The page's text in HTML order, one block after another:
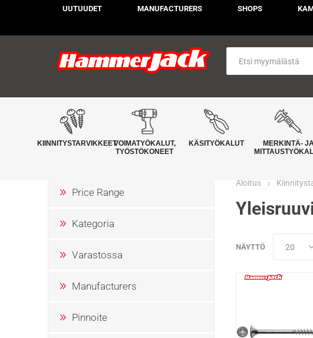
UUTUUDET MANUFACTURERS SHOPS
KIINNITYSTARVIKKEETVOIMATYÖKALUT,
TYÖSTÖKONEET
KÄSITYÖKALUT
MERKINTÄ-
Aloitus
NÄYTTÖ
Price Range
Kategoria
Varastossa
Manufacturers
Pinnoite